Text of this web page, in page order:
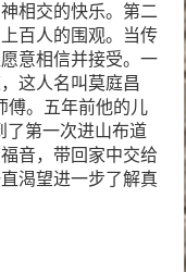
相交的快乐。第二
百人的围观。当传
意相信并接受。一
这人名叫莫庭昌
傅。五年前他的儿
了第一次进山布道
音，带回家中交给
渴望进一步了解真